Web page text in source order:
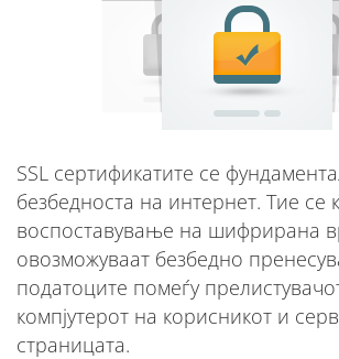
SSL сертификатите се
безбедноста на интернет. Тие се
воспоставување на шифрирана
овозможуваат безбедно
податоците помеѓу
компјутерот на корисникот и
страницата.